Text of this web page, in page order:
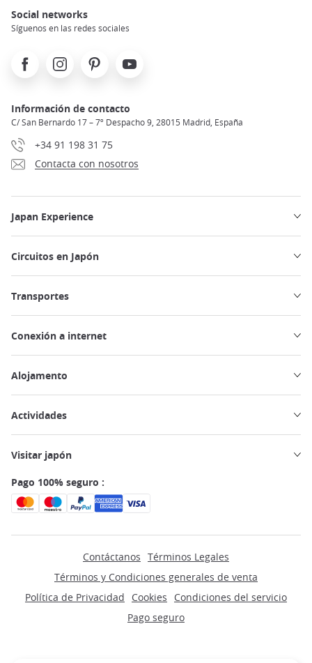
Social networks
Síguenos en las redes sociales
FacebookInstagramPinterest Youtube
Información de contacto
C/ San Bernardo 17 – 7º Despacho 9, 28015 Madrid, España
+34 91 198 31 75
Contacta con nosotros
Japan Experience
Circuitos en Japón
Transportes
Conexión a internet
Alojamento
Actividades
Visitar japón
Pago 100% seguro :
Contáctanos Términos Legales
Términos y Condiciones generales de venta
Política de Privacidad
Cookies
Condiciones del servicio
Pago seguro